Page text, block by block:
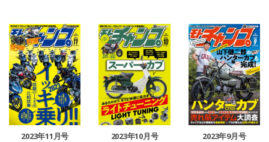
2023年11月号 2023年10月号 2023年9月号